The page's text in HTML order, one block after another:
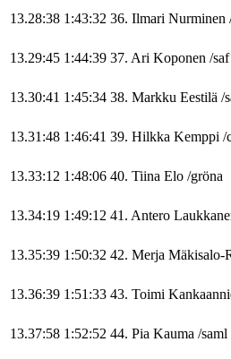
13.28:38 1:43:32 36. Ilmari Nurminen
13.29:45 1:44:39 37. Ari Koponen /saf
13.30:41 1:45:34 38. Markku Eestilä /
13.31:48 1:46:41 39. Hilkka Kemppi /
13.33:12 1:48:06 40. Tiina Elo /gröna
13.34:19 1:49:12 41. Antero
13.35:39 1:50:32 42. Merja Mäkisalo-
13.36:39 1:51:33 43. Toimi
13.37:58 1:52:52 44. Pia Kauma /saml